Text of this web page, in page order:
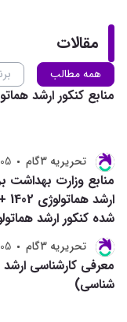
مقالات
همه مطالب
منابع کنکور ارشد
تحريريه 3گام
منابع وزارت بهداشت
شده کنکور ارشد
تحريريه 3گام
معرفی کارشناسی
شناسی)